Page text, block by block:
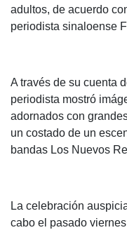
adultos, de acuerdo
periodista sinaloense
A través de su cuenta
periodista mostró
adornados con
un costado de un
bandas Los Nuevos
La celebración
cabo el pasado